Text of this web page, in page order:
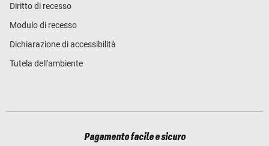
Diritto di recesso
Modulo di recesso
Dichiarazione di accessibilità
Tutela dell'ambiente
Pagamento facile e sicuro